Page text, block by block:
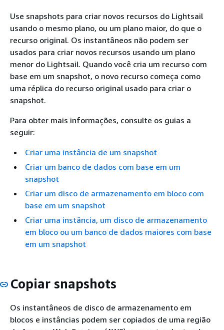
Use snapshots para criar novos recursos do Lightsail
usando o mesmo plano, ou um plano maior, do que o
recurso original. Os instantâneos não podem ser
usados para criar novos recursos usando um plano
menor do Lightsail. Quando você cria um recurso com
base em um snapshot, o novo recurso começa como
uma réplica do recurso original usado para criar o
snapshot.
Para obter mais informações, consulte os guias a
seguir:
Criar uma instância de um snapshot
Criar um banco de dados com base em um
snapshot
Criar um disco de armazenamento em bloco com
base em um snapshot
Criar uma instância, um disco de armazenamento
em bloco ou um banco de dados maiores com base
em um snapshot
Copiar snapshots
Os instantâneos de disco de armazenamento em
blocos e instâncias podem ser copiados de uma região